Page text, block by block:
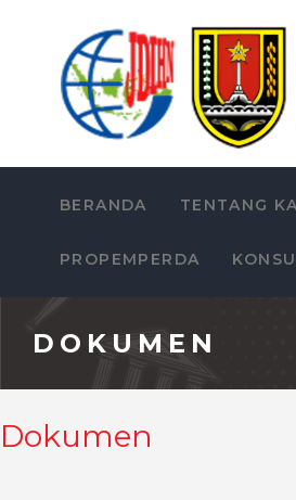
BERANDA TENTANG
PROPEMPERDA
DOKUMEN
Dokumen